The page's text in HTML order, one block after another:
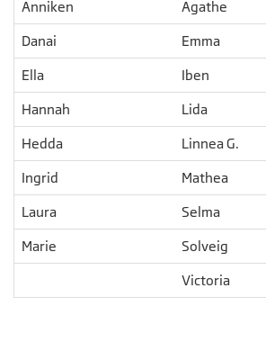
Anniken
Agathe
Danai
Emma
Ella
Iben
Hannah
Lida
Hedda
Linnea G.
Ingrid
Mathea
Laura
Selma
Marie
Solveig
Victoria